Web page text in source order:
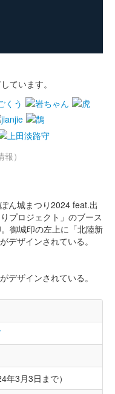
ています。
）
ん城まつり2024 feat.出
プロジェクト」のブース
御城印の左上に「北陸新
デザインされている。
デザインされている。
3月3日まで）